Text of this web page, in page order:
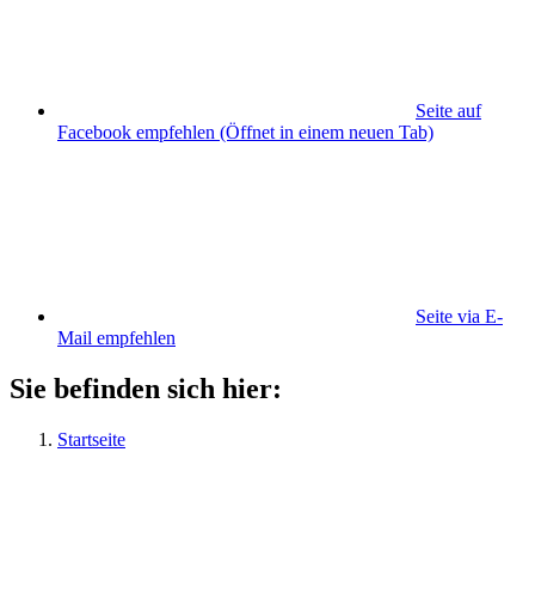
Seite auf
Facebook empfehlen (Öffnet in einem neuen Tab)
Seite via E-
Mail empfehlen
Sie befinden sich hier:
Startseite